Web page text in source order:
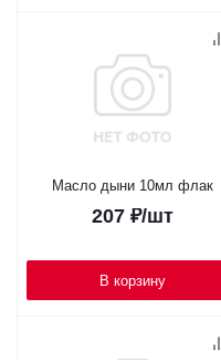
Масло дыни 10мл флак
207 ₽/шт
В корзину